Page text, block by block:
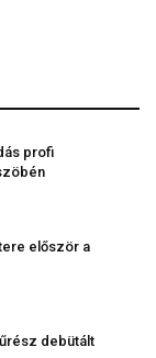
profi
először a
debütált